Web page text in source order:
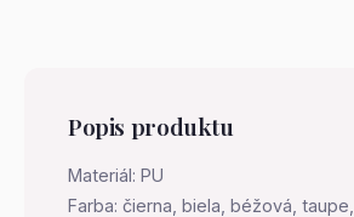
Popis produktu
Materiál: PU
Farba: čierna, biela, béžová,